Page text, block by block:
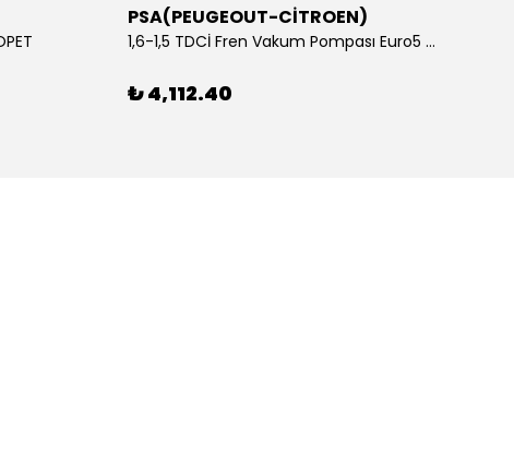
PSA(PEUGEOUT-CİTROEN)
1,6-1,5 TDCİ Fren Vakum Pompası Euro5 2013-2018 | ORİJİNAL
₺ 4,112.40